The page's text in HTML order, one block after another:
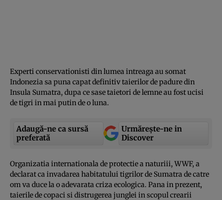
Experti conservationisti din lumea intreaga au somat
Indonezia sa puna capat definitiv taierilor de padure din
Insula Sumatra, dupa ce sase taietori de lemne au fost ucisi
de tigri in mai putin de o luna.
Adaugă-ne ca sursă
preferată
Urmărește-ne in
Discover
Organizatia internationala de protectie a naturiii, WWF, a
declarat ca invadarea habitatului tigrilor de Sumatra de catre
om va duce la o adevarata criza ecologica. Pana in prezent,
taierile de copaci si distrugerea junglei in scopul crearii